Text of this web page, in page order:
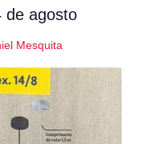
de agosto
Mesquita